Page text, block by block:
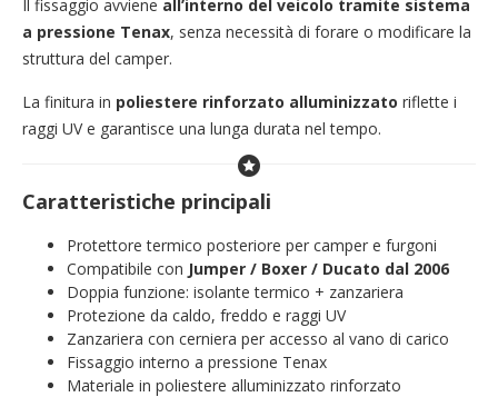
Il fissaggio avviene all’interno del veicolo tramite sistema
a pressione Tenax, senza necessità di forare o modificare la
struttura del camper.
La finitura in poliestere rinforzato alluminizzato riflette i
raggi UV e garantisce una lunga durata nel tempo.
Caratteristiche principali
Protettore termico posteriore per camper e furgoni
Compatibile con Jumper / Boxer / Ducato dal 2006
Doppia funzione: isolante termico + zanzariera
Protezione da caldo, freddo e raggi UV
Zanzariera con cerniera per accesso al vano di carico
Fissaggio interno a pressione Tenax
Materiale in poliestere alluminizzato rinforzato